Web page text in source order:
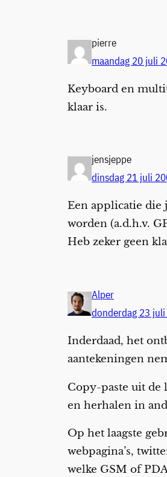
pierre
maandag 20 juli
Keyboard en
klaar is.
jensjeppe
dinsdag 21 juli
Een applicatie die
worden (a.d.h.v.
Heb zeker geen
Alper
donderdag 23
Inderdaad, het
aantekeningen
Copy-paste uit de
en herhalen in
Op het laagste
webpagina’s,
welke GSM of